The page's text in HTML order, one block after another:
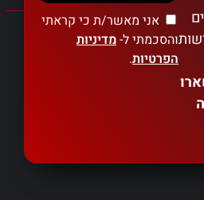
אני מאשר/ת כי קראתי
והסכמתי ל-מדיניות
הפרטיות.